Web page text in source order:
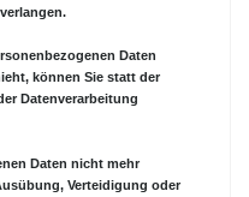
Daten
können Sie statt der
Datenverarbeitung
Daten nicht mehr
Verteidigung oder